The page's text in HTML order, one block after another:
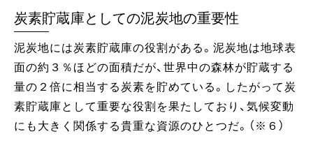
炭素貯蔵庫としての泥炭地の重要性
泥炭地には炭素貯蔵庫の役割がある。泥炭地は地球表
面の約３％ほどの面積だが、世界中の森林が貯蔵する
量の２倍に相当する炭素を貯めている。したがって炭
素貯蔵庫として重要な役割を果たしており、気候変動
にも大きく関係する貴重な資源のひとつだ。（※６）